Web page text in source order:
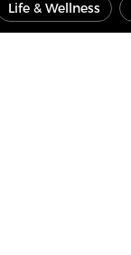
Life & Wellness